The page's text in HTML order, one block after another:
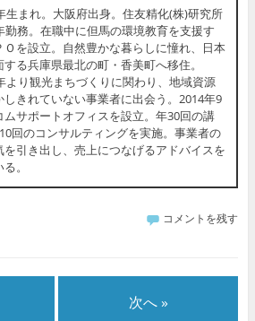
生まれ。大阪府出身。住友精化(株)研究所
勤務。在職中に但馬の環境教育を支援す
Ｏを設立。自然豊かな暮らしに憧れ、日本
する兵庫県最北の町・香美町へ移住。
より観光まちづくりに関わり、地域資源
しきれていない事業者に出会う。2014年9
ムサポートオフィスを設立。年30回の講
回のコンサルティングを実施。事業者の
を引き出し、売上につなげるアドバイスを
。
コメントを残す
次へ »